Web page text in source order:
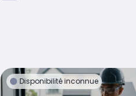
Disponibilité inconnue